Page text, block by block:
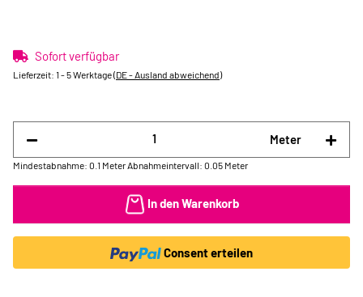
Sofort verfügbar
Lieferzeit: 1 - 5 Werktage(DE - Ausland abweichend)
Meter
Mindestabnahme: 0.1 Meter Abnahmeintervall: 0.05 Meter
In den Warenkorb
Consent erteilen